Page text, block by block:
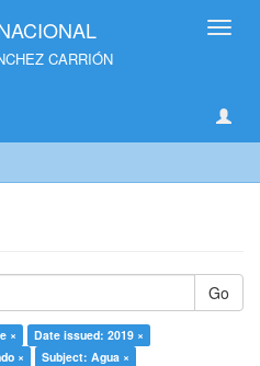
CARRIÓN
Go
×
Date issued: 2019 ×
×
Subject: Agua ×